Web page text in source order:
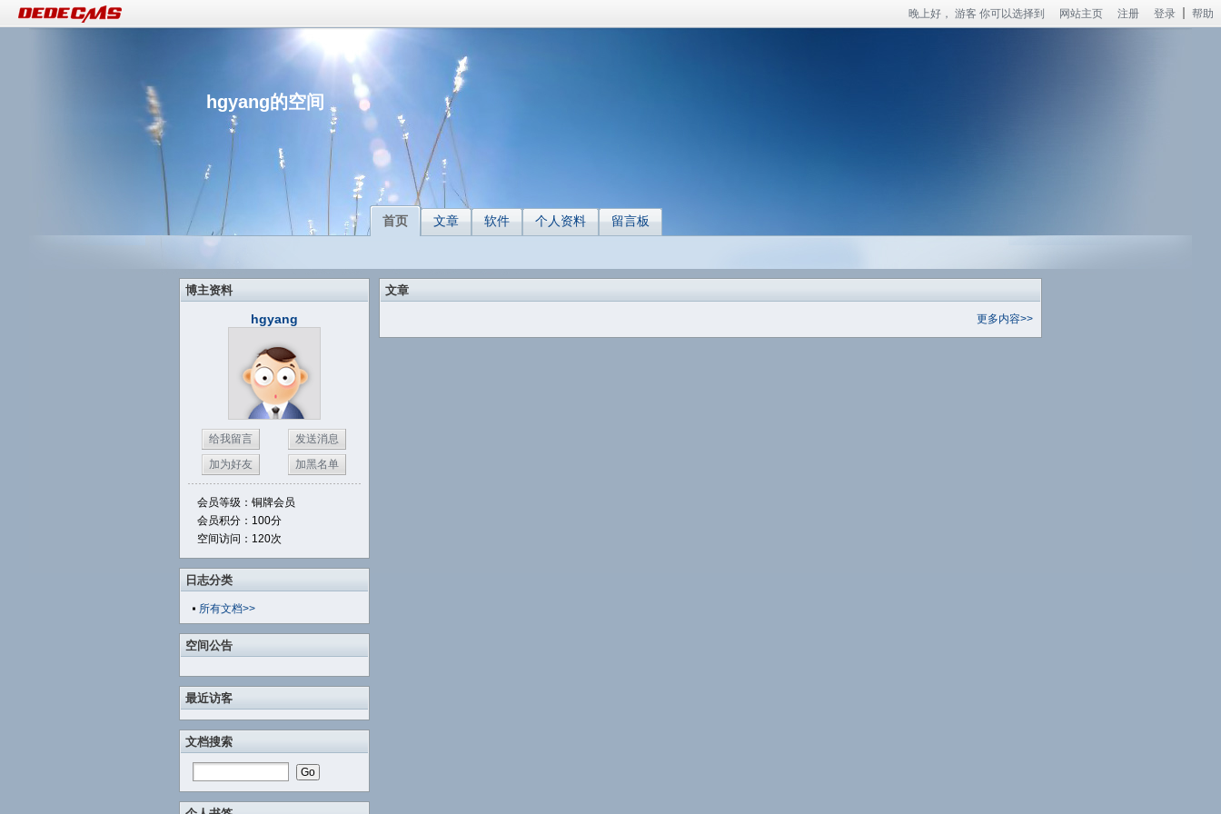
网站主页 注册 登录 帮助
晚上好， 游客 你可以选择到
hgyang的空间
首页 文章 软件 个人资料 留言板
博主资料
hgyang
给我留言
发送消息
加为好友
加黑名单
会员等级：铜牌会员
会员积分：100分
空间访问：120次
日志分类
所有文档>>
空间公告
最近访客
文档搜索
文章
更多内容>>